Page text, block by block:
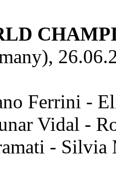
Ferrini -
Vidal -
-